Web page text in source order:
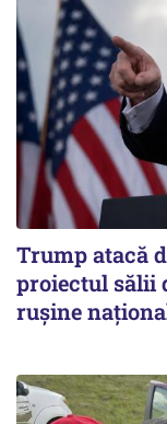
Trump atacă
proiectul sălii
ruşine